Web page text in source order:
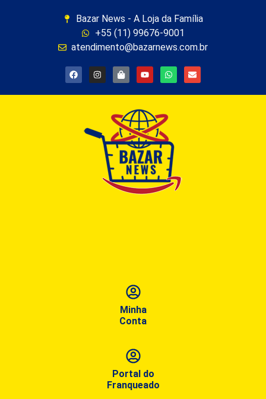
Bazar News - A Loja da Família
+55 (11) 99676-9001
atendimento@bazarnews.com.br
Minha
Conta
Portal do
Franqueado